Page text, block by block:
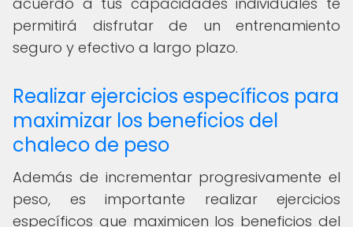
permitirá disfrutar de un entrenamiento
seguro y efectivo a largo plazo.
Realizar ejercicios específicos para
maximizar los beneficios del
chaleco de peso
Además de incrementar progresivamente el
peso, es importante realizar ejercicios
específicos que maximicen los beneficios del